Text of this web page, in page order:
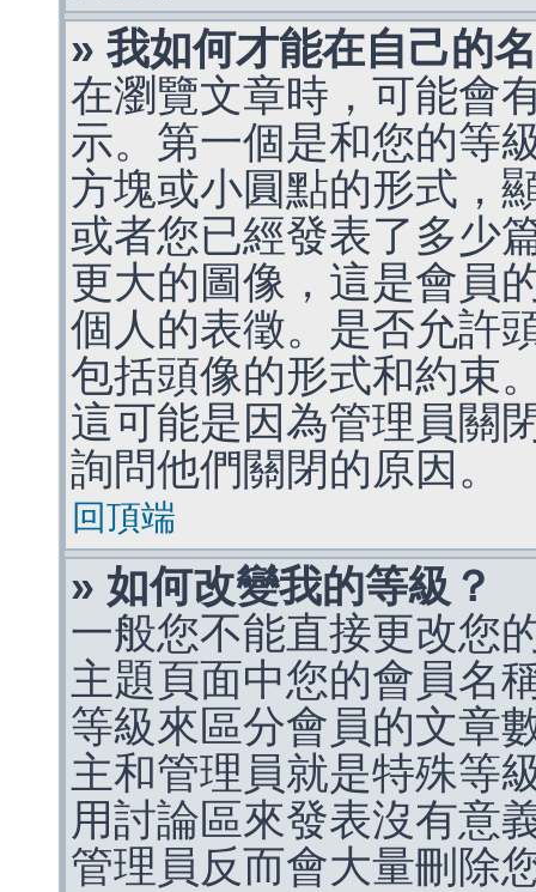
» 我如何才能在自己的
在瀏覽文章時，可能會
示。第一個是和您的等
方塊或小圓點的形式，
或者您已經發表了多少
更大的圖像，這是會員
個人的表徵。是否允許
包括頭像的形式和約束
這可能是因為管理員關
詢問他們關閉的原因。
回頂端
» 如何改變我的等級？
一般您不能直接更改您
主題頁面中您的會員名
等級來區分會員的文章
主和管理員就是特殊等
用討論區來發表沒有意
管理員反而會大量刪除